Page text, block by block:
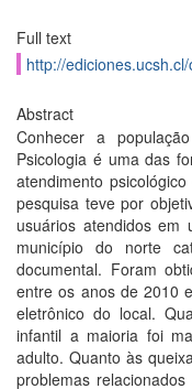
Full text
http://
Abstract
Conhecer a
Psicologia é uma das
atendimento
pesquisa teve por
usuários atendidos em
município do norte
documental. Foram
entre os anos de 2010
eletrônico do local.
infantil a maioria foi
adulto. Quanto às
problemas